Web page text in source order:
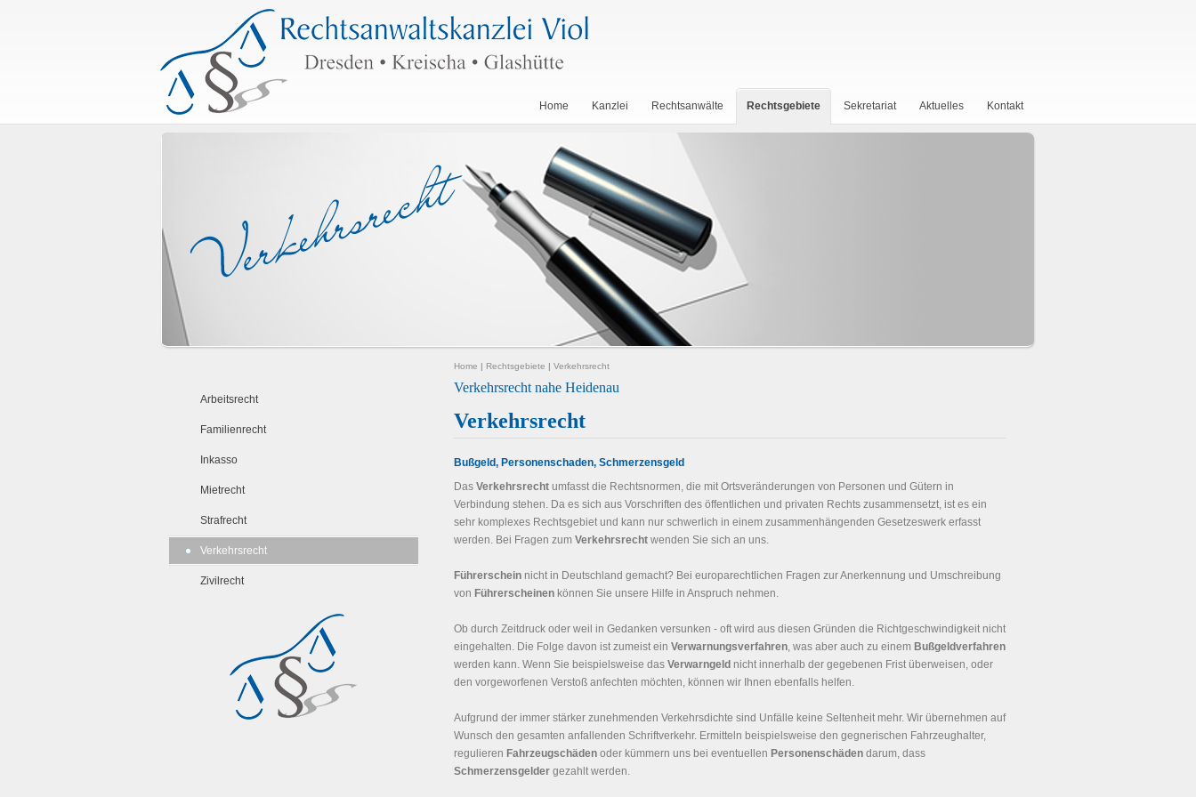
Home Kanzlei Rechtsanwälte Rechtsgebiete Sekretariat Aktuelles Kontakt
Arbeitsrecht
Familienrecht
Inkasso
Mietrecht
Strafrecht
Verkehrsrecht
Zivilrecht
Home | Rechtsgebiete | Verkehrsrecht
Verkehrsrecht nahe Heidenau
Verkehrsrecht
Bußgeld, Personenschaden, Schmerzensgeld
Das Verkehrsrecht umfasst die Rechtsnormen, die mit Ortsveränderungen von Personen und Gütern in
Verbindung stehen. Da es sich aus Vorschriften des öffentlichen und privaten Rechts zusammensetzt, ist es ein
sehr komplexes Rechtsgebiet und kann nur schwerlich in einem zusammenhängenden Gesetzeswerk erfasst
werden. Bei Fragen zum Verkehrsrecht wenden Sie sich an uns.
Führerschein nicht in Deutschland gemacht? Bei europarechtlichen Fragen zur Anerkennung und Umschreibung
von Führerscheinen können Sie unsere Hilfe in Anspruch nehmen.
Ob durch Zeitdruck oder weil in Gedanken versunken - oft wird aus diesen Gründen die Richtgeschwindigkeit nicht
eingehalten. Die Folge davon ist zumeist ein Verwarnungsverfahren, was aber auch zu einem Bußgeldverfahren
werden kann. Wenn Sie beispielsweise das Verwarngeld nicht innerhalb der gegebenen Frist überweisen, oder
den vorgeworfenen Verstoß anfechten möchten, können wir Ihnen ebenfalls helfen.
Aufgrund der immer stärker zunehmenden Verkehrsdichte sind Unfälle keine Seltenheit mehr. Wir übernehmen auf
Wunsch den gesamten anfallenden Schriftverkehr. Ermitteln beispielsweise den gegnerischen Fahrzeughalter,
regulieren Fahrzeugschäden oder kümmern uns bei eventuellen Personenschäden darum, dass
Schmerzensgelder gezahlt werden.